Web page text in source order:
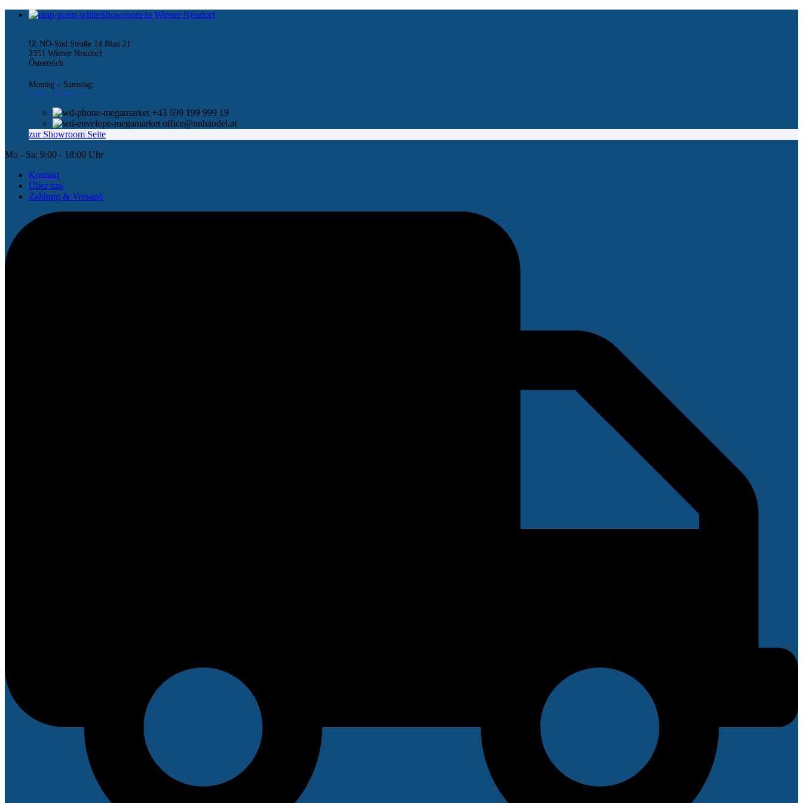
Showroom in Wiener Neudorf
IZ NÖ-Süd Straße 14 Blau 21
2351 Wiener Neudorf
Österreich
Montag – Samstag:
9:00 - 18:00 Uhr
+43 699 199 999 19
office@nnhandel.at
zur Showroom Seite
Mo - Sa: 9:00 - 18:00 Uhr
Kontakt
Über uns
Zahlung & Versand